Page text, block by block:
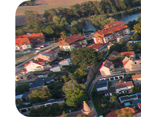
content